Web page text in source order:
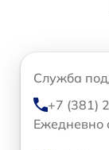
Служба
+7 (381)
Ежедневно